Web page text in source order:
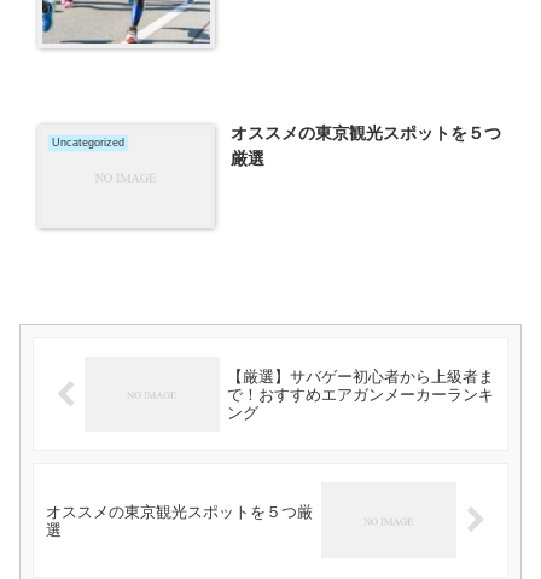
Uncategorized
オススメの東京観光スポットを５つ
厳選
【厳選】サバゲー初心者から上級者ま
で！おすすめエアガンメーカーランキ
ング
オススメの東京観光スポットを５つ厳
選